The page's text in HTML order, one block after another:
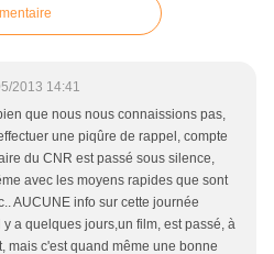
2013 14:41
que nous nous connaissions pas,
une piqûre de rappel, compte
du CNR est passé sous silence,
avec les moyens rapides que sont
AUCUNE info sur cette journée
a quelques jours,un film, est passé, à
mais c'est quand même une bonne